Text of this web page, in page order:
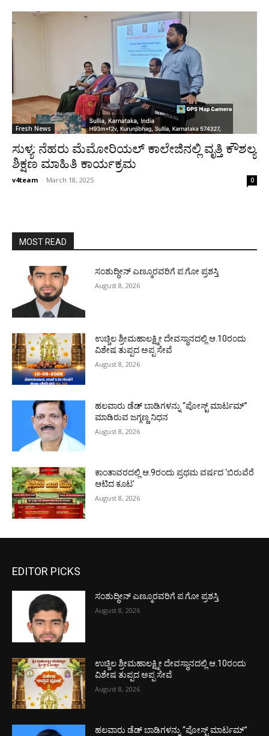
Fresh News
ಸುಳ್ಯ: ನೆಹರು ಮೆಮೋರಿಯಲ್ ಕಾಲೇಜಿನಲ್ಲಿ ವೃತ್ತಿ ಕೌಶಲ್ಯ
ಶಿಕ್ಷಣ ಮಾಹಿತಿ ಕಾರ್ಯಕ್ರಮ
v4team - March 18, 2025 0
MOST READ
ಸಂಶುದ್ಧೀನ್ ಎಣ್ಮೂರವರಿಗೆ ಪ.ಗೋ ಪ್ರಶಸ್ತಿ
August 8, 2026
ಉಚ್ಚಿಲ ಶ್ರೀಮಹಾಲಕ್ಷ್ಮೀ ದೇವಸ್ಥಾನದಲ್ಲಿ ಆ.10ರಂದು
ವಿಶೇಷ ತುಪ್ಪದ ಅಪ್ಪ ಸೇವೆ
August 8, 2026
ಹಲವಾರು ಡೆಡ್ ಬಾಡಿಗಳನ್ನು “ಪೋಸ್ಟ್ ಮಾರ್ಟಮ್”
ಮಾಡಿರುವ ಜಗ್ಗಣ್ಣ ನಿಧನ
August 8, 2026
ಕಾಂತಾವರದಲ್ಲಿ ಆ.9ರಂದು ಪ್ರಥಮ ವರ್ಷದ ‘ಬಿರುವೆರೆ
ಆಟಿದ ಕೂಟ’
August 8, 2026
EDITOR PICKS
ಸಂಶುದ್ಧೀನ್ ಎಣ್ಮೂರವರಿಗೆ ಪ.ಗೋ ಪ್ರಶಸ್ತಿ
August 8, 2026
ಉಚ್ಚಿಲ ಶ್ರೀಮಹಾಲಕ್ಷ್ಮೀ ದೇವಸ್ಥಾನದಲ್ಲಿ ಆ.10ರಂದು
ವಿಶೇಷ ತುಪ್ಪದ ಅಪ್ಪ ಸೇವೆ
August 8, 2026
ಹಲವಾರು ಡೆಡ್ ಬಾಡಿಗಳನ್ನು “ಪೋಸ್ಟ್ ಮಾರ್ಟಮ್”